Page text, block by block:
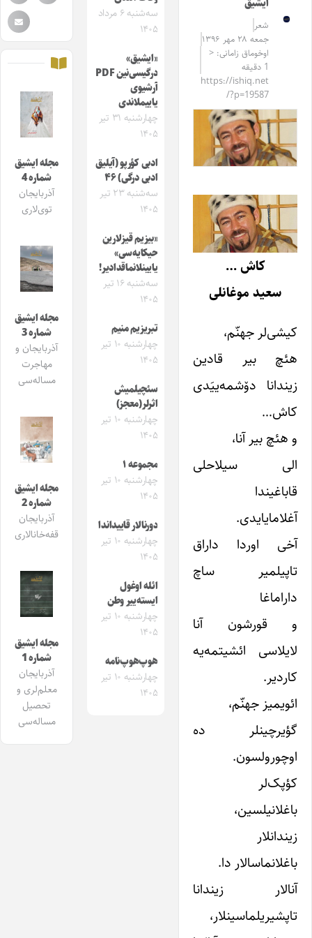
ایشیق
شعر
جمعه ۲۸ مهر ۱۳۹۶
اوخوماق زامانی: <
1 دقیقه
https://ishiq.net
/?p=19587
کاش …
سعید موغانلی
کیشی‌لر جهنّم،
هئچ بیر قادین
زیندانا دۆشمه‌ییَدی
کاش…
و هئچ بیر آنا،
الی سیلاحلی
قاباغیندا
آغلامایایدی.
آخی اوردا داراق
تاپیلمیر ساچ
داراماغا
و قورشون آنا
لایلاسی ائشیتمه‌یه
کاردیر.
ائویمیز جهنّم،
گؤیرچینلر ده
اوچورولسون.
کؤپک‌لر
باغلانیلسین،
زیندانلار
باغلانماسالار دا.
آنالار زیندانا
تاپشیریلماسینلار،
سه‌شنبه ۶ مرداد
۱۴۰۵
«ایشیق»
درگیسی‌نین PDF
آرشیوی
یاییملاندی
چهارشنبه ۳۱ تیر
۱۴۰۵
ادبی کؤرپو (آیلیق
ادبی درگی) ۴۶
سه‌شنبه ۲۳ تیر
۱۴۰۵
«بیزیم قیزلارین
حیکایه‌سی»
یایینلانماقدادیر!
سه‌شنبه ۱۶ تیر
۱۴۰۵
تبریزیم منیم
چهارشنبه ۱۰ تیر
۱۴۰۵
سئچیلمیش
اثرلر(معجز)
چهارشنبه ۱۰ تیر
۱۴۰۵
مجموعه ۱
چهارشنبه ۱۰ تیر
۱۴۰۵
دورنالار قاییداندا
چهارشنبه ۱۰ تیر
۱۴۰۵
ائله اوغول
ایسته‌ییر وطن
چهارشنبه ۱۰ تیر
۱۴۰۵
هوپ‌هوپ‌نامه
چهارشنبه ۱۰ تیر
۱۴۰۵
مجله ایشیق
شماره 4
آذربایجان
توی‌لاری
مجله ایشیق
شماره 3
آذربایجان و
مهاجرت
مساله‌سی
مجله ایشیق
شماره 2
آذربایجان
قفه‌خانالاری
مجله ایشیق
شماره 1
آذربایجان
معلم‌لری و
تحصیل
مساله‌سی